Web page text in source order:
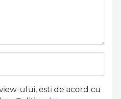
ului, esti de acord cu